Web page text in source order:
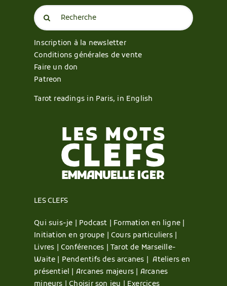
Search
for:
Inscription à la newsletter
Conditions générales de vente
Faire un don
Patreon
Tarot readings in Paris, in English
LES CLEFS
Qui suis-je | Podcast | Formation en ligne |
Initiation en groupe |Cours particuliers |
Livres |Conférences |Tarot de Marseille-
Waite | Pendentifs des arcanes |Ateliers en
présentiel | Arcanes majeurs | Arcanes